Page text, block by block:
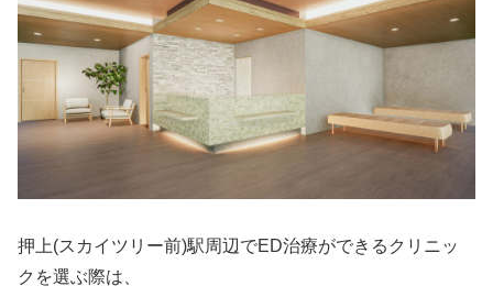
押上(スカイツリー前)駅周辺でED治療ができるクリニッ
クを選ぶ際は、